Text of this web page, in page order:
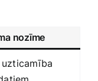
nozīme